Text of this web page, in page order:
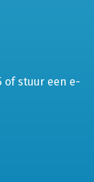
of stuur een e-